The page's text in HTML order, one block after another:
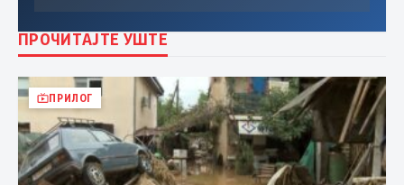
ПРОЧИТАЈТЕ УШТЕ
ПРИЛОГ